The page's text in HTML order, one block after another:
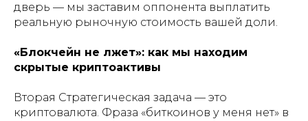
дверь — мы заставим оппонента выплатить
реальную рыночную стоимость вашей доли.
«Блокчейн не лжет»: как мы находим
скрытые криптоактивы
Вторая Стратегическая задача — это
криптовалюта. Фраза «биткоинов у меня нет» в